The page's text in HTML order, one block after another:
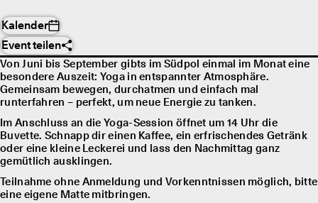
Kalender
Event teilen
Von Juni bis September gibts im Südpol einmal im Monat eine
besondere Auszeit: Yoga in entspannter Atmosphäre.
Gemeinsam bewegen, durchatmen und einfach mal
runterfahren – perfekt, um neue Energie zu tanken.
Im Anschluss an die Yoga-Session öffnet um 14 Uhr die
Buvette. Schnapp dir einen Kaffee, ein erfrischendes Getränk
oder eine kleine Leckerei und lass den Nachmittag ganz
gemütlich ausklingen.
Teilnahme ohne Anmeldung und Vorkenntnissen möglich, bitte
eine eigene Matte mitbringen.